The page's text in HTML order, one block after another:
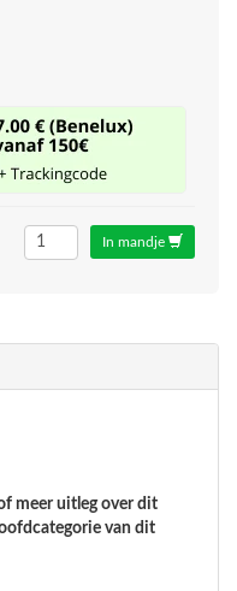
In mandje
meer uitleg over dit
van dit